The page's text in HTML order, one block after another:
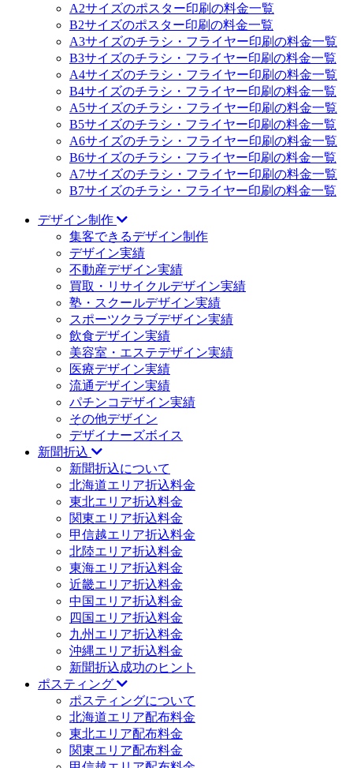
A2サイズのポスター印刷の料金一覧
B2サイズのポスター印刷の料金一覧
A3サイズのチラシ・フライヤー印刷の料金一覧
B3サイズのチラシ・フライヤー印刷の料金一覧
A4サイズのチラシ・フライヤー印刷の料金一覧
B4サイズのチラシ・フライヤー印刷の料金一覧
A5サイズのチラシ・フライヤー印刷の料金一覧
B5サイズのチラシ・フライヤー印刷の料金一覧
A6サイズのチラシ・フライヤー印刷の料金一覧
B6サイズのチラシ・フライヤー印刷の料金一覧
A7サイズのチラシ・フライヤー印刷の料金一覧
B7サイズのチラシ・フライヤー印刷の料金一覧
デザイン制作
集客できるデザイン制作
デザイン実績
不動産デザイン実績
買取・リサイクルデザイン実績
塾・スクールデザイン実績
スポーツクラブデザイン実績
飲食デザイン実績
美容室・エステデザイン実績
医療デザイン実績
流通デザイン実績
パチンコデザイン実績
その他デザイン
デザイナーズボイス
新聞折込
新聞折込について
北海道エリア折込料金
東北エリア折込料金
関東エリア折込料金
甲信越エリア折込料金
北陸エリア折込料金
東海エリア折込料金
近畿エリア折込料金
中国エリア折込料金
四国エリア折込料金
九州エリア折込料金
沖縄エリア折込料金
新聞折込成功のヒント
ポスティング
ポスティングについて
北海道エリア配布料金
東北エリア配布料金
関東エリア配布料金